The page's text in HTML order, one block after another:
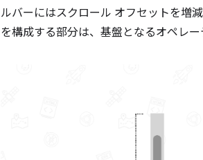
ルバーにはスクロール オフセットを増
を構成する部分は、基盤となるオペレー